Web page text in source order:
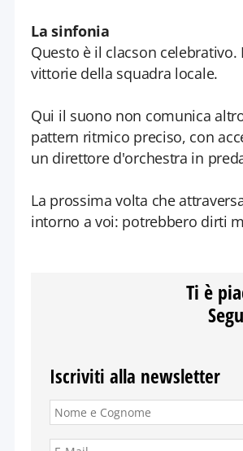
La sinfonia
Questo è il clacson
vittorie della squadra locale.
Qui il suono non comunica
pattern ritmico preciso, con
un direttore d'orchestra in
La prossima volta che
intorno a voi: potrebbero dirti
Ti è
Iscriviti alla newsletter